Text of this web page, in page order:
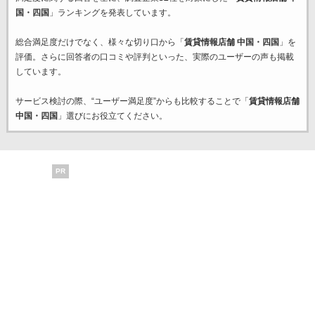
国・四国 」ランキングを発表しています。
総合満足度だけでなく、様々な切り口から「 賃貸情報店舗 中国・四国 」を
評価。さらに回答者の口コミや評判といった、実際のユーザーの声も掲載
しています。
サービス検討の際、“ユーザー満足度”からも比較することで「 賃貸情報店舗
中国・四国 」選びにお役立てください。
PR